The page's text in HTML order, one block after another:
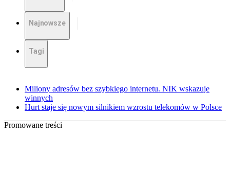
Najnowsze
Tagi
Miliony adresów bez szybkiego internetu. NIK wskazuje
winnych
Hurt staje się nowym silnikiem wzrostu telekomów w Polsce
Promowane treści